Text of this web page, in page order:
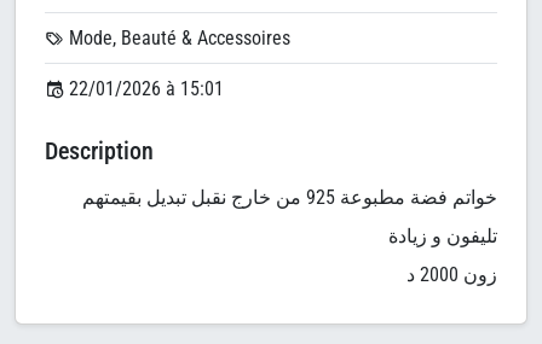
Mode, Beauté & Accessoires
22/01/2026 à 15:01
Description
خواتم فضة مطبوعة 925 من خارج نقبل تبديل بقيمتهم
زون 2000 د